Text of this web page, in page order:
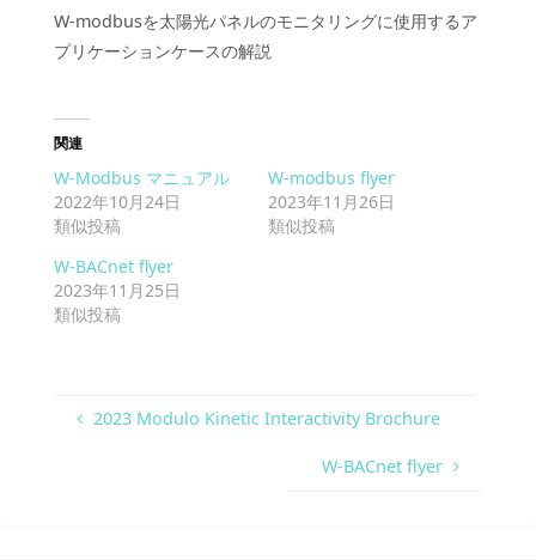
W-modbusを太陽光パネルのモニタリングに使用するア
プリケーションケースの解説
関連
W-Modbus マニュアル
2022年10月24日
類似投稿
W-modbus flyer
2023年11月26日
類似投稿
W-BACnet flyer
2023年11月25日
類似投稿
2023 Modulo Kinetic Interactivity Brochure
W-BACnet flyer